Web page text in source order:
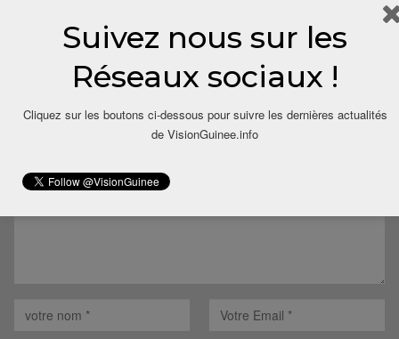
Répondre
LAISSER UN COMMENTAIRE
Votre adresse email ne sera pas publiée.
Suivez nous sur les
Réseaux sociaux !
Cliquez sur les boutons ci-dessous pour suivre les dernières actualités
de VisionGuinee.info